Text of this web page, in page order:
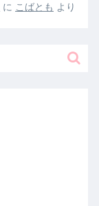
に こばとも より